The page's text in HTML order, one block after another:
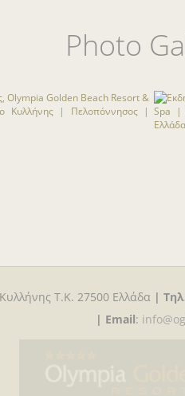
Photo
T.K. 27500 Ελλάδα |
| Email: